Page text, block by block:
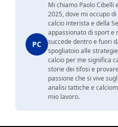
PC
Mi chiamo Paolo Cibelli
2025, dove mi occupo
calcio interista e della
appassionato di sport e
succede dentro e fuori
spogliatoio alle
calcio per me significa
storie dei tifosi e
passione che si vive
analisi tattiche e
mio lavoro.